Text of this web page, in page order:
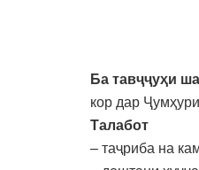
Ба тавҷҷуҳи
кор дар
Талабот
– таҷриба на